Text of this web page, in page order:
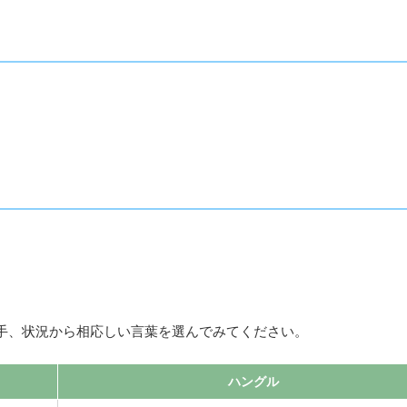
状況から相応しい言葉を選んでみてください。
ハングル